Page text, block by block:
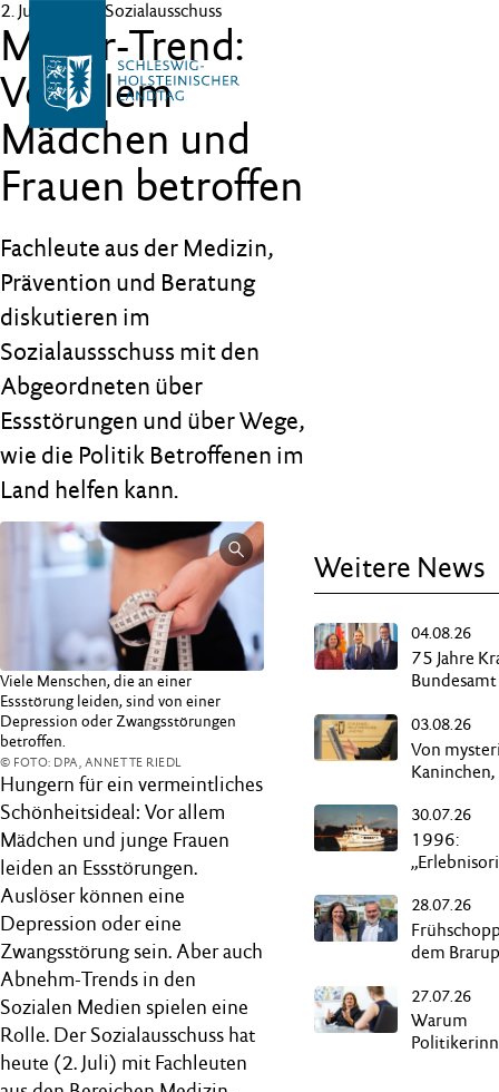
2. Juli 2026 – Sozialausschuss
Mager-Trend:
Vor allem
Mädchen und
Frauen betroffen
Fachleute aus der Medizin,
Prävention und Beratung
diskutieren im
Sozialaussschuss mit den
Abgeordneten über
Essstörungen und über Wege,
wie die Politik Betroffenen im
Land helfen kann.
Viele Menschen, die an einer
Essstörung leiden, sind von einer
Depression oder Zwangsstörungen
betroffen.
© FOTO: DPA, ANNETTE RIEDL
Hungern für ein vermeintliches
Schönheitsideal: Vor allem
Mädchen und junge Frauen
leiden an Essstörungen.
Auslöser können eine
Depression oder eine
Zwangsstörung sein. Aber auch
Abnehm-Trends in den
Sozialen Medien spielen eine
Rolle. Der Sozialausschuss hat
heute (2. Juli) mit Fachleuten
Weitere News
04.08.26
75 Jahre
03.08.26
Von
Kassen
30.07.26
1996:
28.07.26
dem
27.07.26
Warum